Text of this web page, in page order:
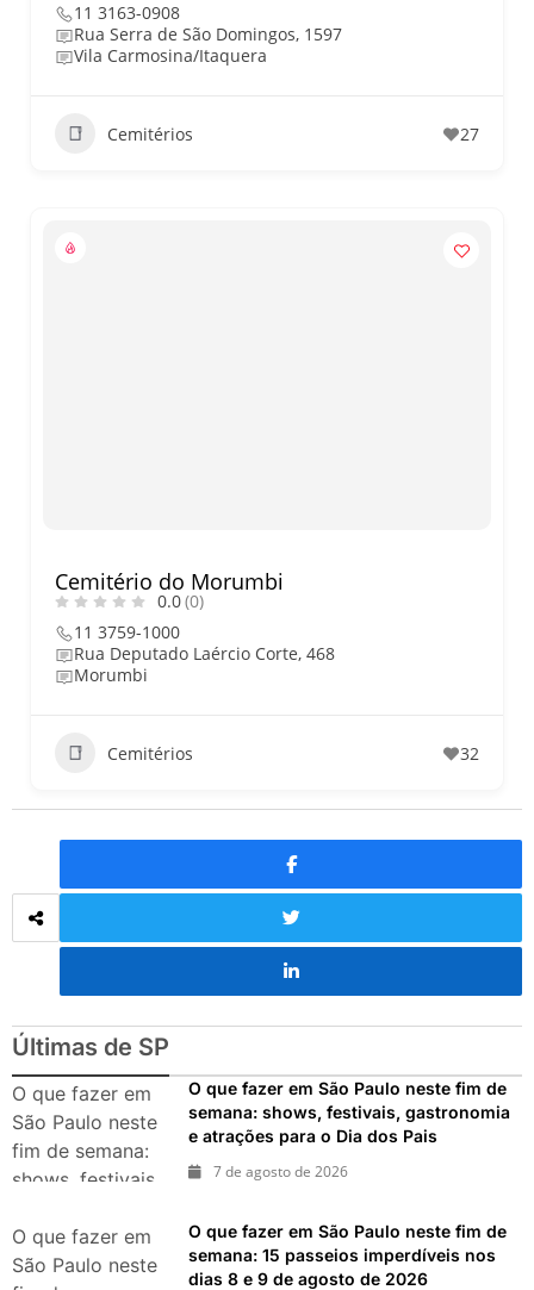
11 3163-0908
Rua Serra de São Domingos, 1597
Vila Carmosina/Itaquera
Cemitérios 27
Cemitério do Morumbi
0.0(0)
11 3759-1000
Rua Deputado Laércio Corte, 468
Morumbi
Cemitérios 32
Últimas de SP
O que fazer em
São Paulo neste
fim de semana:
shows, festivais,
atrações para o
Dia dos Pais
O que fazer em São Paulo neste fim de
semana: shows, festivais, gastronomia
e atrações para o Dia dos Pais
7 de agosto de 2026
O que fazer em
São Paulo neste
O que fazer em São Paulo neste fim de
semana: 15 passeios imperdíveis nos
dias 8 e 9 de agosto de 2026